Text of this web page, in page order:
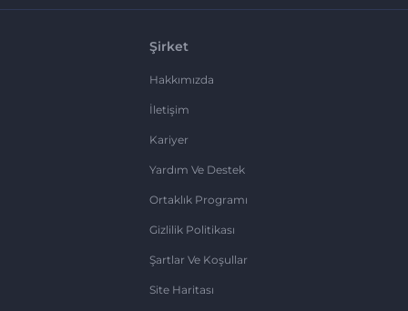
Şirket
Hakkımızda
İletişim
Kariyer
Yardım Ve Destek
Ortaklık Programı
Gizlilik Politikası
Şartlar Ve Koşullar
Site Haritası